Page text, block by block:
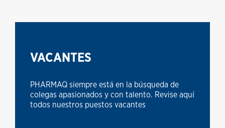
VACANTES
PHARMAQ siempre está en la búsqueda de
colegas apasionados y con talento. Revise aquí
todos nuestros puestos vacantes